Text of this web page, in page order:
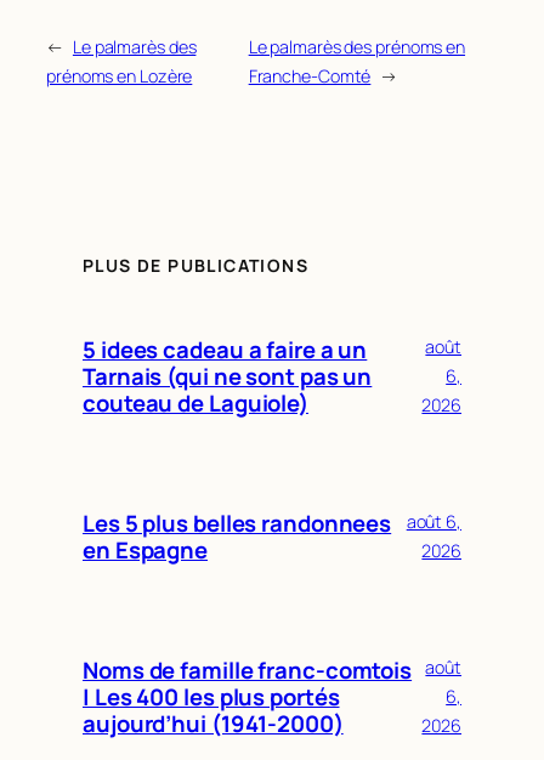
← Le palmarès des
prénoms en Lozère
Le palmarès des prénoms en
Franche-Comté →
PLUS DE PUBLICATIONS
5 idees cadeau a faire a un
Tarnais (qui ne sont pas un
couteau de Laguiole)
août
6,
2026
Les 5 plus belles randonnees
en Espagne
août 6,
2026
Noms de famille franc-comtois
| Les 400 les plus portés
aujourd’hui (1941-2000)
août
6,
2026